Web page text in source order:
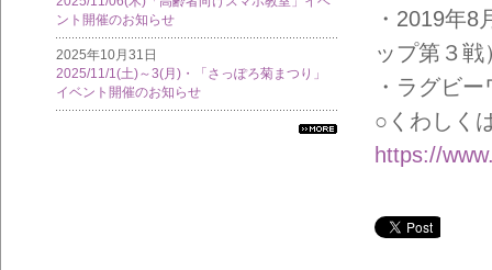
ント開催のお知らせ
2025年10月31日
2025/11/1(土)～3(月)・「さっぽろ菊まつり」
イベント開催のお知らせ
・2019年
ップ第３
・ラグビ
○くわしく
https://